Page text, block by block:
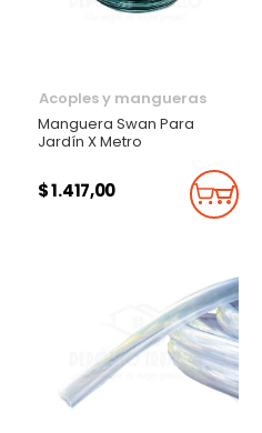
Acoples y mangueras
Manguera Swan Para
Jardín X Metro
$ 1.417,00